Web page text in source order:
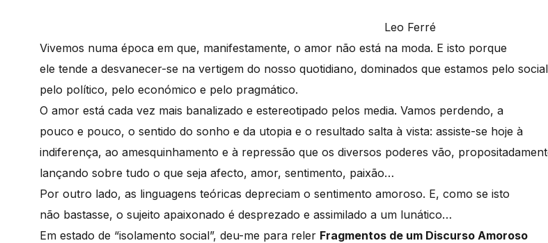
Leo Ferré
Vivemos numa época em que, manifestamente, o amor não está na moda. E isto porque
ele tende a desvanecer-se na vertigem do nosso quotidiano, dominados que estamos pelo
pelo político, pelo económico e pelo pragmático.
O amor está cada vez mais banalizado e estereotipado pelos media. Vamos perdendo, a
pouco e pouco, o sentido do sonho e da utopia e o resultado salta à vista: assiste-se hoje à
indiferença, ao amesquinhamento e à repressão que os diversos poderes vão,
lançando sobre tudo o que seja afecto, amor, sentimento, paixão…
Por outro lado, as linguagens teóricas depreciam o sentimento amoroso. E, como se isto
não bastasse, o sujeito apaixonado é desprezado e assimilado a um lunático…
Em estado de “isolamento social”, deu-me para reler Fragmentos de um Discurso Amoroso